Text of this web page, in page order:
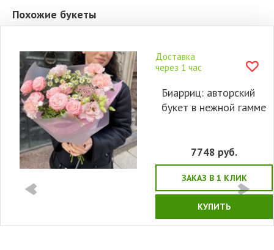
Похожие букеты
Доставка
через 1 час
Биарриц: авторский
букет в нежной гамме
7748 руб.
ЗАКАЗ В 1 КЛИК
КУПИТЬ